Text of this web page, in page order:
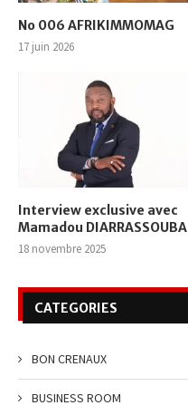
No 006 AFRIKIMMOMAG
17 juin 2026
Interview exclusive avec
Mamadou DIARRASSOUBA
18 novembre 2025
CATEGORIES
BON CRENAUX
BUSINESS ROOM